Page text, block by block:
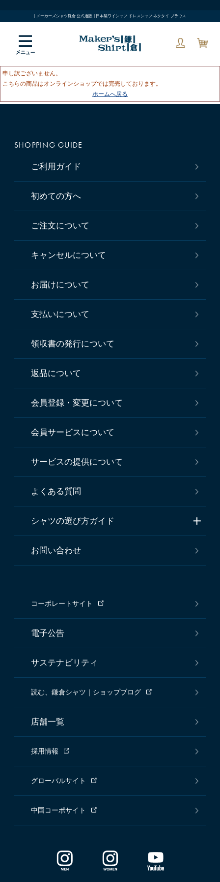
| メーカーズシャツ鎌倉 公式通販 | 日本製ワイシャツ ドレスシャツ ネクタイ ブラウス
申し訳ございません。
こちらの商品はオンラインショップでは完売しております。
ホームへ戻る
SHOPPING GUIDE
ご利用ガイド
初めての方へ
ご注文について
キャンセルについて
お届けについて
支払いについて
領収書の発行について
返品について
会員登録・変更について
会員サービスについて
サービスの提供について
よくある質問
シャツの選び方ガイド
お問い合わせ
コーポレートサイト
電子公告
サステナビリティ
読む、鎌倉シャツ｜ショップブログ
店舗一覧
採用情報
グローバルサイト
中国コーポサイト